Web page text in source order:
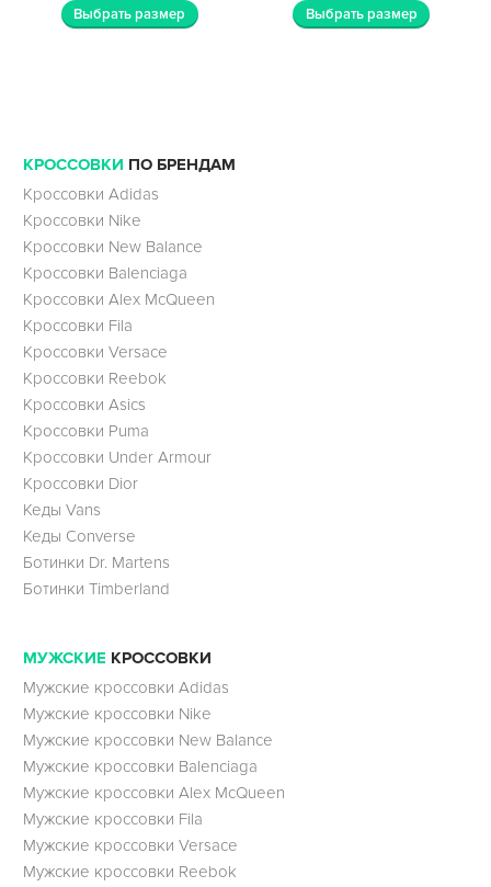
Выбрать размер Выбрать размер
КРОССОВКИ ПО БРЕНДАМ
Кроссовки Adidas
Кроссовки Nike
Кроссовки New Balance
Кроссовки Balenciaga
Кроссовки Alex McQueen
Кроссовки Fila
Кроссовки Versace
Кроссовки Reebok
Кроссовки Asics
Кроссовки Puma
Кроссовки Under Armour
Кроссовки Dior
Кеды Vans
Кеды Converse
Ботинки Dr. Martens
Ботинки Timberland
МУЖСКИЕ КРОССОВКИ
Мужские кроссовки Adidas
Мужские кроссовки Nike
Мужские кроссовки New Balance
Мужские кроссовки Balenciaga
Мужские кроссовки Alex McQueen
Мужские кроссовки Fila
Мужские кроссовки Versace
Мужские кроссовки Reebok